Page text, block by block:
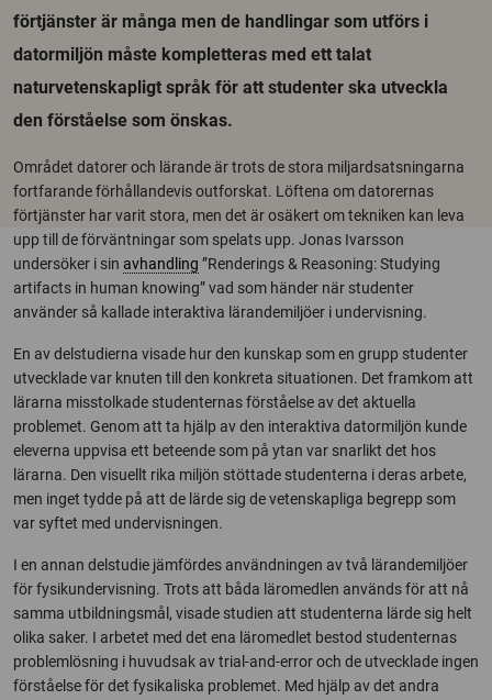
förtjänster är många men de handlingar som utförs i
datormiljön måste kompletteras med ett talat
naturvetenskapligt språk för att studenter ska utveckla
den förståelse som önskas.
Området datorer och lärande är trots de stora miljardsatsningarna
fortfarande förhållandevis outforskat. Löftena om datorernas
förtjänster har varit stora, men det är osäkert om tekniken kan leva
upp till de förväntningar som spelats upp. Jonas Ivarsson
undersöker i sin avhandling ”Renderings & Reasoning: Studying
artifacts in human knowing” vad som händer när studenter
använder så kallade interaktiva lärandemiljöer i undervisning.
En av delstudierna visade hur den kunskap som en grupp studenter
utvecklade var knuten till den konkreta situationen. Det framkom att
lärarna misstolkade studenternas förståelse av det aktuella
problemet. Genom att ta hjälp av den interaktiva datormiljön kunde
eleverna uppvisa ett beteende som på ytan var snarlikt det hos
lärarna. Den visuellt rika miljön stöttade studenterna i deras arbete,
men inget tydde på att de lärde sig de vetenskapliga begrepp som
var syftet med undervisningen.
I en annan delstudie jämfördes användningen av två lärandemiljöer
för fysikundervisning. Trots att båda läromedlen används för att nå
samma utbildningsmål, visade studien att studenterna lärde sig helt
olika saker. I arbetet med det ena läromedlet bestod studenternas
problemlösning i huvudsak av trial-and-error och de utvecklade ingen
förståelse för det fysikaliska problemet. Med hjälp av det andra